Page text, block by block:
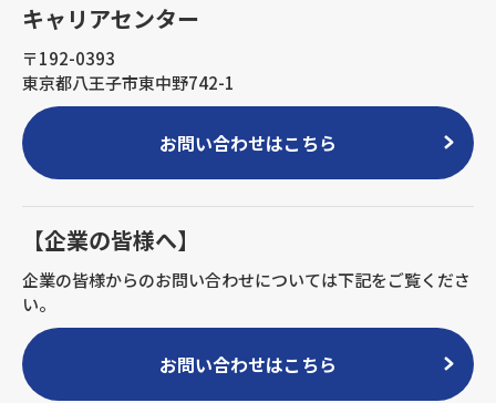
キャリアセンター
〒192-0393
東京都八王子市東中野742-1
お問い合わせはこちら
【企業の皆様へ】
企業の皆様からのお問い合わせについては下記をご覧くださ
い。
お問い合わせはこちら